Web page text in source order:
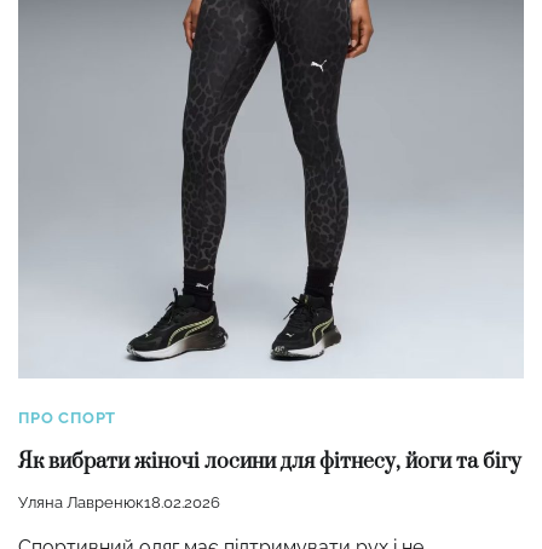
ПРО СПОРТ
Як вибрати жіночі лосини для фітнесу, йоги та бігу
Уляна Лавренюк18.02.2026